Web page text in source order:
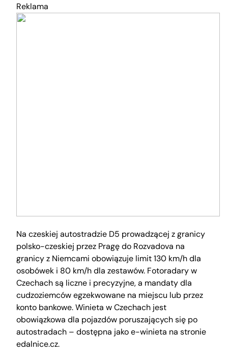
Reklama
Na czeskiej autostradzie D5 prowadzącej z granicy
polsko-czeskiej przez Pragę do Rozvadova na
granicy z Niemcami obowiązuje limit 130 km/h dla
osobówek i 80 km/h dla zestawów. Fotoradary w
Czechach są liczne i precyzyjne, a mandaty dla
cudzoziemców egzekwowane na miejscu lub przez
konto bankowe. Winieta w Czechach jest
obowiązkowa dla pojazdów poruszających się po
autostradach – dostępna jako e-winieta na stronie
edalnice.cz.